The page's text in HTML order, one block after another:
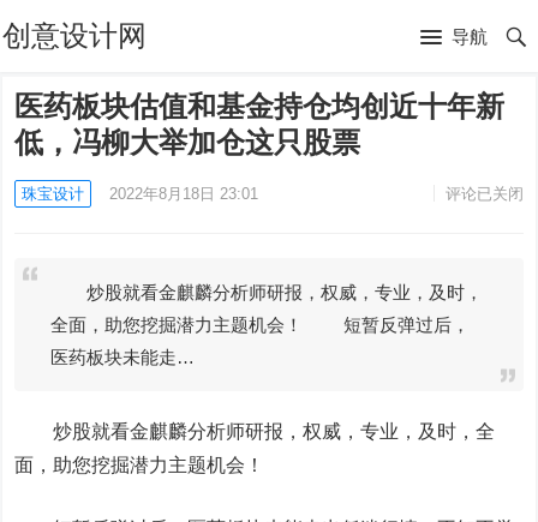
创意设计网 导航
医药板块估值和基金持仓均创近十年新
低，冯柳大举加仓这只股票
珠宝设计 2022年8月18日 23:01 评论已关闭
炒股就看金麒麟分析师研报，权威，专业，及时，
全面，助您挖掘潜力主题机会！ 短暂反弹过后，
医药板块未能走…
炒股就看金麒麟分析师研报，权威，专业，及时，全
面，助您挖掘潜力主题机会！